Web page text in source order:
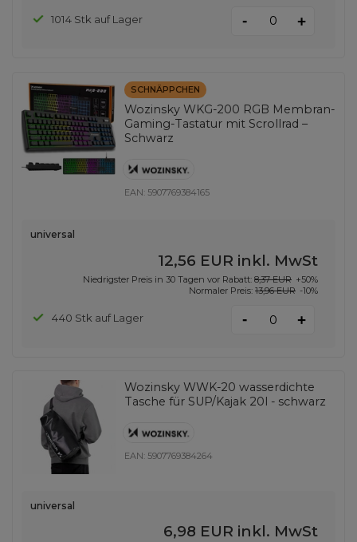
1014 Stk auf Lager - +
SCHNÄPPCHEN
Wozinsky WKG-200 RGB Membran-
Gaming-Tastatur mit Scrollrad –
Schwarz
EAN: 5907769384165
universal
12,56 EUR inkl. MwSt
Niedrigster Preis in 30 Tagen vor Rabatt: 8,37 EUR +50%
Normaler Preis: 13,96 EUR -10%
440 Stk auf Lager - +
Wozinsky WWK-20 wasserdichte
Tasche für SUP/Kajak 20l - schwarz
EAN: 5907769384264
universal
6,98 EUR inkl. MwSt